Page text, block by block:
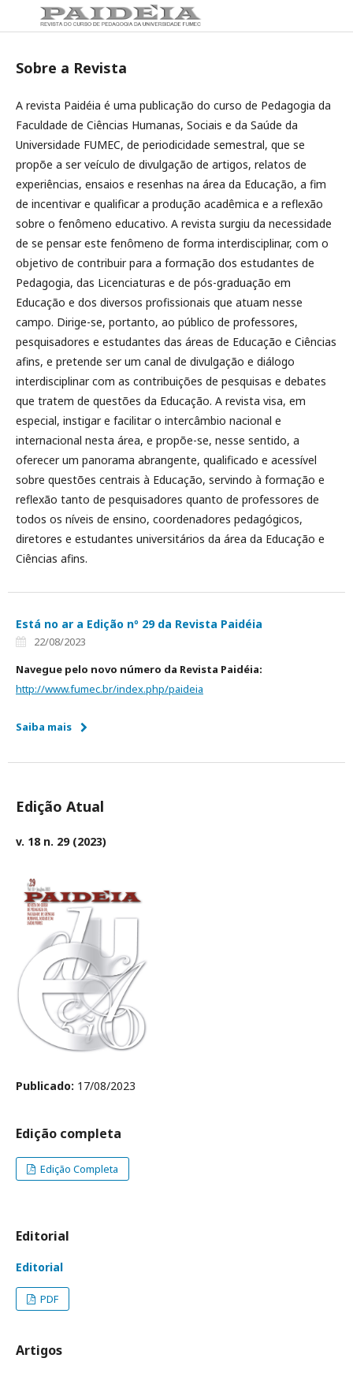
Sobre a Revista
A revista Paidéia é uma publicação do curso de Pedagogia da
Faculdade de Ciências Humanas, Sociais e da Saúde da
Universidade FUMEC, de periodicidade semestral, que se
propõe a ser veículo de divulgação de artigos, relatos de
experiências, ensaios e resenhas na área da Educação, a fim
de incentivar e qualificar a produção acadêmica e a reflexão
sobre o fenômeno educativo. A revista surgiu da necessidade
de se pensar este fenômeno de forma interdisciplinar, com o
objetivo de contribuir para a formação dos estudantes de
Pedagogia, das Licenciaturas e de pós-graduação em
Educação e dos diversos profissionais que atuam nesse
campo. Dirige-se, portanto, ao público de professores,
pesquisadores e estudantes das áreas de Educação e Ciências
afins, e pretende ser um canal de divulgação e diálogo
interdisciplinar com as contribuições de pesquisas e debates
que tratem de questões da Educação. A revista visa, em
especial, instigar e facilitar o intercâmbio nacional e
internacional nesta área, e propõe-se, nesse sentido, a
oferecer um panorama abrangente, qualificado e acessível
sobre questões centrais à Educação, servindo à formação e
reflexão tanto de pesquisadores quanto de professores de
todos os níveis de ensino, coordenadores pedagógicos,
diretores e estudantes universitários da área da Educação e
Ciências afins.
Está no ar a Edição nº 29 da Revista Paidéia
22/08/2023
Navegue pelo novo número da Revista Paidéia:
http://www.fumec.br/index.php/paideia
Saiba mais
Edição Atual
v. 18 n. 29 (2023)
Publicado: 17/08/2023
Edição completa
Edição Completa
Editorial
Editorial
PDF
Artigos